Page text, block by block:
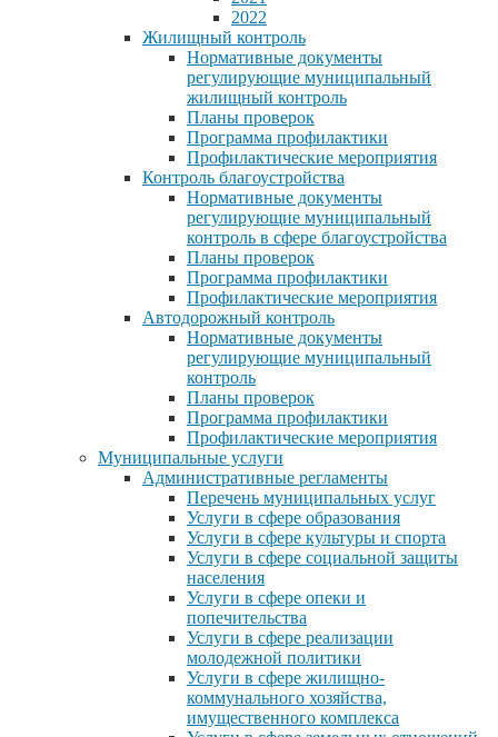
2022
Жилищный контроль
Нормативные документы
регулирующие муниципальный
жилищный контроль
Планы проверок
Программа профилактики
Профилактические мероприятия
Контроль благоустройства
Нормативные документы
регулирующие муниципальный
контроль в сфере благоустройства
Планы проверок
Программа профилактики
Профилактические мероприятия
Автодорожный контроль
Нормативные документы
регулирующие муниципальный
контроль
Планы проверок
Программа профилактики
Профилактические мероприятия
Муниципальные услуги
Административные регламенты
Перечень муниципальных услуг
Услуги в сфере образования
Услуги в сфере культуры и спорта
Услуги в сфере социальной защиты
населения
Услуги в сфере опеки и
попечительства
Услуги в сфере реализации
молодежной политики
Услуги в сфере жилищно-
коммунального хозяйства,
имущественного комплекса